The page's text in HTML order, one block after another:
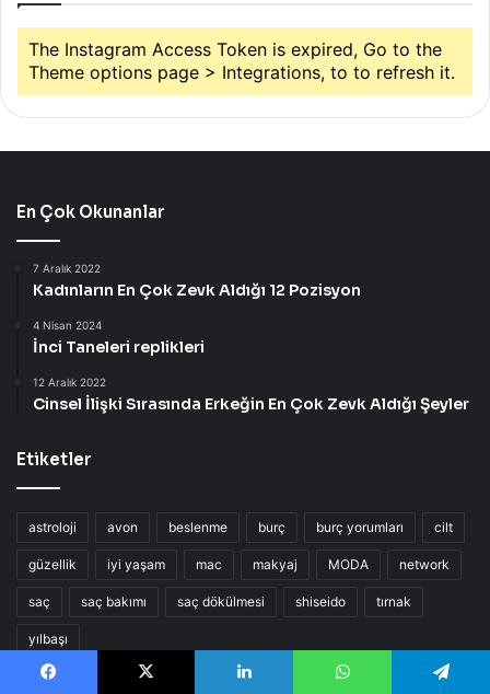
The Instagram Access Token is expired, Go to the
Theme options page > Integrations, to to refresh it.
En Çok Okunanlar
7 Aralık 2022
Kadınların En Çok Zevk Aldığı 12 Pozisyon
4 Nisan 2024
İnci Taneleri replikleri
12 Aralık 2022
Cinsel İlişki Sırasında Erkeğin En Çok Zevk Aldığı Şeyler
Etiketler
astroloji avon beslenme burç burç yorumları cilt
güzellik iyi yaşam mac makyaj MODA network
saç saç bakımı saç dökülmesi shiseido tırnak
yılbaşı